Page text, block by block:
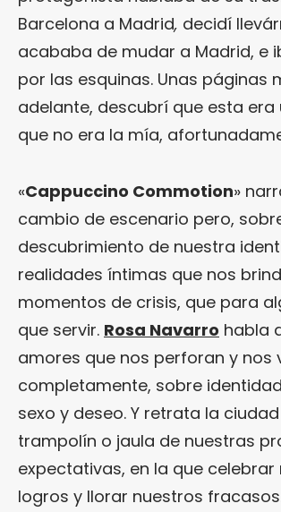
Barcelona a Madrid, decidí
acababa de mudar a Madrid, e
por las esquinas. Unas páginas
adelante, descubrí que esta era
que no era la mía,
«Cappuccino Commotion»
cambio de escenario pero,
descubrimiento de nuestra
realidades íntimas que nos
momentos de crisis, que para
que servir. Rosa Navarro habla
amores que nos perforan y nos
completamente, sobre
sexo y deseo. Y retrata la
trampolín o jaula de nuestras
expectativas, en la que celebrar
logros y llorar nuestros